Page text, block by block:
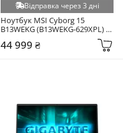
Відправка через 3 дні
Ноутбук MSI Cyborg 15
B13WEKG (B13WEKG-629XPL)
44 999 ₴